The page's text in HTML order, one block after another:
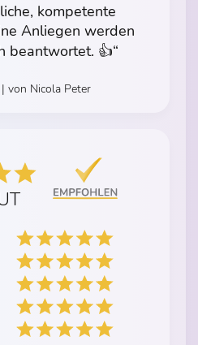
kompetente
Anliegen werden
beantwortet. 👍“
von Nicola Peter